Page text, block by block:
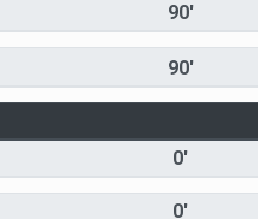
90'
90'
0'
0'